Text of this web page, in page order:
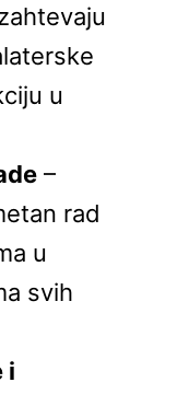
u
–
rad
u
svih
i